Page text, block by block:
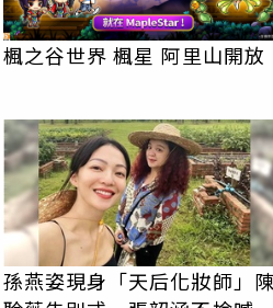
楓之谷世界 楓星 阿里山開放
孫燕姿現身「天后化妝師」